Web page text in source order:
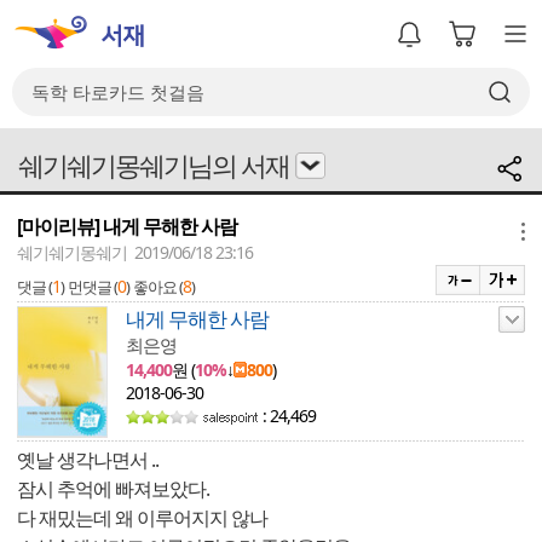
쉐기쉐기몽쉐기님의 서재
[마이리뷰] 내게 무해한 사람
쉐기쉐기몽쉐기 2019/06/18 23:16
댓글 (1) 먼댓글 (0) 좋아요 (8)
내게 무해한 사람
최은영
14,400원 (10%↓ 800)
2018-06-30
: 24,469
옛날 생각나면서 ..
잠시 추억에 빠져보았다.
다 재밌는데 왜 이루어지지 않나